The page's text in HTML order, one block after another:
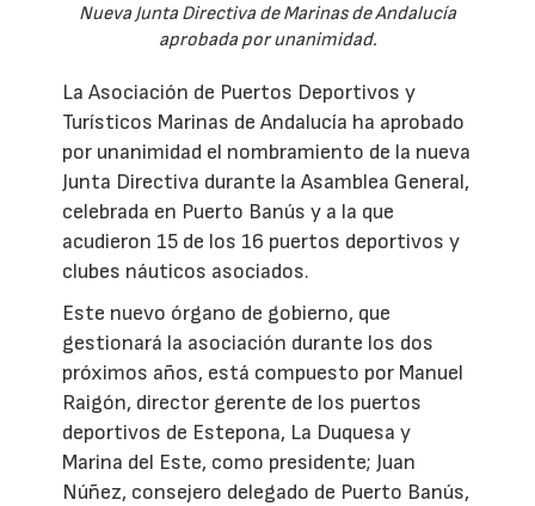
Nueva Junta Directiva de Marinas de Andalucía
aprobada por unanimidad.
La Asociación de Puertos Deportivos y
Turísticos Marinas de Andalucía ha aprobado
por unanimidad el nombramiento de la nueva
Junta Directiva durante la Asamblea General,
celebrada en Puerto Banús y a la que
acudieron 15 de los 16 puertos deportivos y
clubes náuticos asociados.
Este nuevo órgano de gobierno, que
gestionará la asociación durante los dos
próximos años, está compuesto por Manuel
Raigón, director gerente de los puertos
deportivos de Estepona, La Duquesa y
Marina del Este, como presidente; Juan
Núñez, consejero delegado de Puerto Banús,